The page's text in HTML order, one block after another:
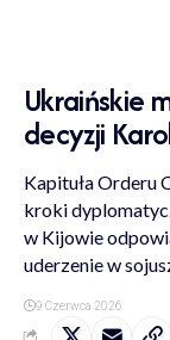
Ukraińskie
decyzji
Kapituła Orderu
kroki
w Kijowie
uderzenie w
9 Czerwca 2026